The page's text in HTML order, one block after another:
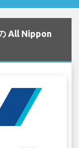
All Nippon